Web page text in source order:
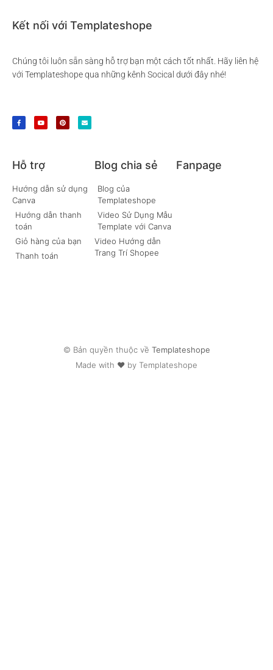
Kết nối với Templateshope
Chúng tôi luôn sẵn sàng hỗ trợ bạn một cách tốt nhất. Hãy liên hệ
với Templateshope qua những kênh Socical dưới đây nhé!
Hỗ trợ
Hướng dẫn sử dụng
Canva
Hướng dẫn thanh
toán
Giỏ hàng của bạn
Thanh toán
Blog chia sẻ
Blog của
Templateshope
Video Sử Dụng Mẫu
Template với Canva
Video Hướng dẫn
Trang Trí Shopee
Fanpage
© Bản quyền thuộc về Templateshope
Made with ❤ by Templateshope